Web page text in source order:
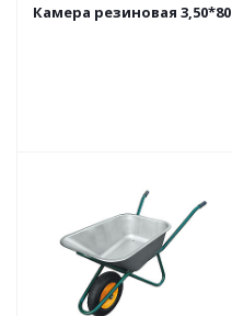
Камера резиновая 3,50*80